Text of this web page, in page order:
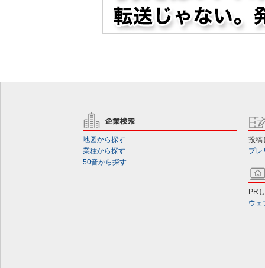
地図から探す
業種から探す
50音から探す
投稿
プレ
PR
ウェ